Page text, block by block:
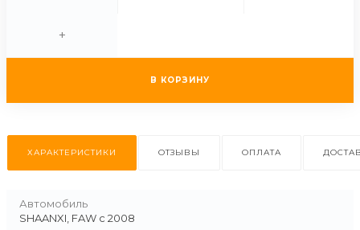
+
В КОРЗИНУ
ХАРАКТЕРИСТИКИ ОТЗЫВЫ ОПЛАТА
Автомобиль
SHAANXI, FAW c 2008